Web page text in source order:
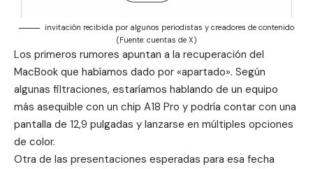
invitación recibida por algunos periodistas y creadores de contenido
(Fuente: cuentas de X)
Los primeros rumores apuntan a la recuperación del
MacBook que habíamos dado por «apartado». Según
algunas filtraciones, estaríamos hablando de un equipo
más asequible con un chip A18 Pro y podría contar con una
pantalla de 12,9 pulgadas y lanzarse en múltiples opciones
de color.
Otra de las presentaciones esperadas para esa fecha